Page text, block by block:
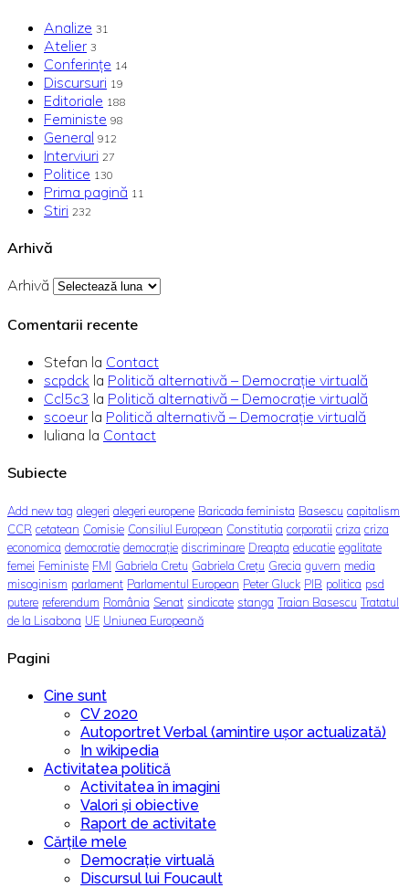
Analize 31
Atelier 3
Conferințe 14
Discursuri 19
Editoriale 188
Feministe 98
General 912
Interviuri 27
Politice 130
Prima pagină 11
Stiri 232
Arhivă
Arhivă
Comentarii recente
Stefan la Contact
scpdck la Politică alternativă – Democraţie virtuală
Ccl5c3 la Politică alternativă – Democraţie virtuală
scoeur la Politică alternativă – Democraţie virtuală
Iuliana la Contact
Subiecte
Add new tag alegeri alegeri europene Baricada feminista Basescu capitalism
CCR cetatean Comisie Consiliul European Constitutia corporatii criza criza
economica democratie democrație discriminare Dreapta educatie egalitate
femei Feministe FMI Gabriela Cretu Gabriela Crețu Grecia guvern media
misoginism parlament Parlamentul European Peter Gluck PIB politica psd
putere referendum România Senat sindicate stanga Traian Basescu Tratatul
de la Lisabona UE Uniunea Europeană
Pagini
Cine sunt
CV 2020
Autoportret Verbal (amintire ușor actualizată)
In wikipedia
Activitatea politică
Activitatea în imagini
Valori și obiective
Raport de activitate
Cărțile mele
Democrație virtuală
Discursul lui Foucault